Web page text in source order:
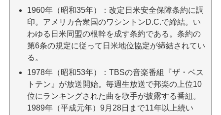
1960年（昭和35年）：改定日米安全保障条約に調
印。アメリカ合衆国のワシントンD.C.で締結。い
わゆる日米同盟の根幹を成す条約である。条約の
第6条の規定に従って日米地位協定が締結されてい
る。
1978年（昭和53年）：TBSの音楽番組『ザ・ベス
トテン』が放送開始。毎週生放送で邦楽の上位10
位にランキングされた曲を歌手が披露する番組。
1989年（平成元年）9月28日まで11年以上続い